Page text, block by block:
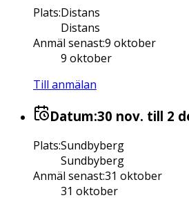
Plats:Distans
Distans
Anmäl senast:9 oktober
9 oktober
Till anmälan
Datum:30 nov. till 2
Plats:Sundbyberg
Sundbyberg
Anmäl senast:31 oktober
31 oktober